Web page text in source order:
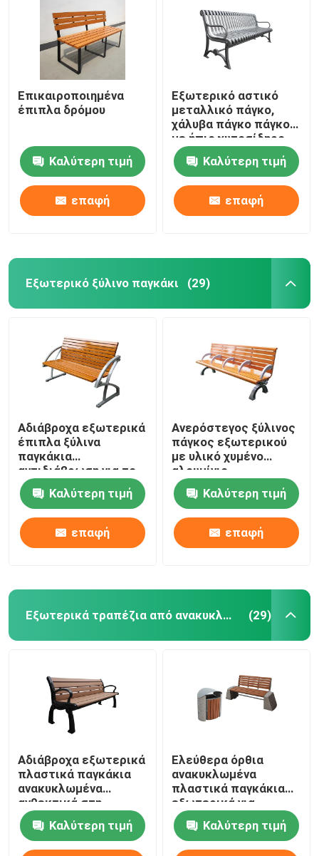
Μεγάλες φυτείες εξωτερικού
Σκουπιδοτενεκέ σκύλου
Παράθυρες ομπρέλες για αυλές
Μεταλλικά φρουρά δέντρων
Προσαρμοσμένα εξωτερικά έπιπλα
Επικαιροποιημένα
έπιπλα δρόμου
Καλύτερη τιμή
επαφή
Εξωτερικό αστικό
μεταλλικό πάγκο,
χάλυβα πάγκο πάγκο
με ήπιο χυτοσίδηρο
από χάλυβα
Καλύτερη τιμή
επαφή
Εξωτερικό ξύλινο παγκάκι (29)
Αδιάβροχα εξωτερικά
έπιπλα ξύλινα
παγκάκια
αντιδιάβρωση για το
πανεπιστήμιο
Καλύτερη τιμή
επαφή
Ανερόστεγος ξύλινος
πάγκος εξωτερικού
με υλικό χυμένο
αλουμίνιο
Καλύτερη τιμή
επαφή
Εξωτερικά τραπέζια από ανακυκλωμένο πλαστικό (29)
Αδιάβροχα εξωτερικά
πλαστικά παγκάκια
ανακυκλωμένα
ανθεκτικά στη
σκουριά με 2 θέσεις
Καλύτερη τιμή
Ελεύθερα όρθια
ανακυκλωμένα
πλαστικά παγκάκια
εξωτερικά για
δημόσιο πάρκο
Καλύτερη τιμή